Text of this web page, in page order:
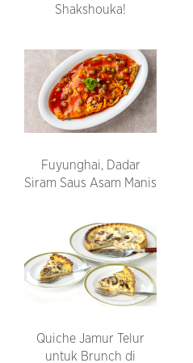
Shakshouka!
Fuyunghai, Dadar
Siram Saus Asam Manis
Quiche Jamur Telur
untuk Brunch di